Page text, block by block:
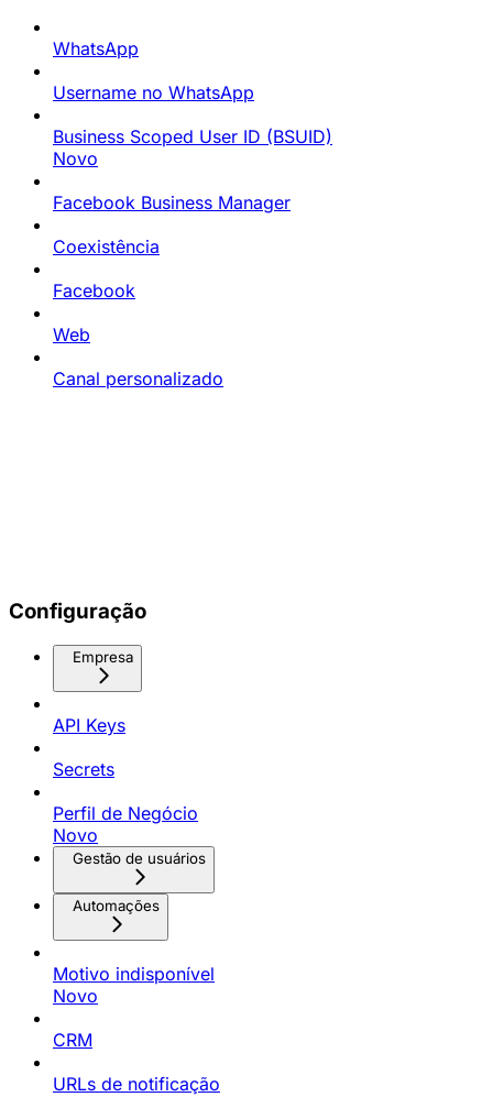
WhatsApp
Username no WhatsApp
Business Scoped User ID (BSUID)
Novo
Facebook Business Manager
Coexistência
Facebook
Web
Canal personalizado
Configuração
Empresa
API Keys
Secrets
Perfil de Negócio
Novo
Gestão de usuários
Automações
Motivo indisponível
Novo
CRM
URLs de notificação